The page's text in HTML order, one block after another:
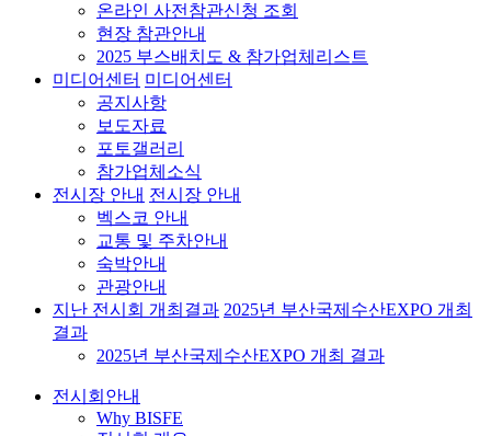
온라인 사전참관신청 조회
현장 참관안내
2025 부스배치도 & 참가업체리스트
미디어센터 미디어센터
공지사항
보도자료
포토갤러리
참가업체소식
전시장 안내 전시장 안내
벡스코 안내
교통 및 주차안내
숙박안내
관광안내
지난 전시회 개최결과 2025년 부산국제수산EXPO 개최
결과
2025년 부산국제수산EXPO 개최 결과
전시회안내
Why BISFE